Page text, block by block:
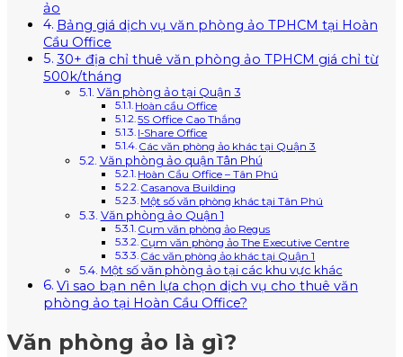
ảo
Bảng giá dịch vụ văn phòng ảo TPHCM tại Hoàn
Cầu Office
30+ địa chỉ thuê văn phòng ảo TPHCM giá chỉ từ
500k/tháng
Văn phòng ảo tại Quận 3
Hoàn cầu Office
5S Office Cao Thắng
I-Share Office
Các văn phòng ảo khác tại Quận 3
Văn phòng ảo quận Tân Phú
Hoàn Cầu Office – Tân Phú
Casanova Building
Một số văn phòng khác tại Tân Phú
Văn phòng ảo Quận 1
Cụm văn phòng ảo Regus
Cụm văn phòng ảo The Executive Centre
Các văn phòng ảo khác tại Quận 1
Một số văn phòng ảo tại các khu vực khác
Vì sao bạn nên lựa chọn dịch vụ cho thuê văn
phòng ảo tại Hoàn Cầu Office?
Văn phòng ảo là gì?